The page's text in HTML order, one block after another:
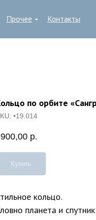
Контакты
Прочее
по орбите
•19.014
р.
Купить
кольцо.
планета и